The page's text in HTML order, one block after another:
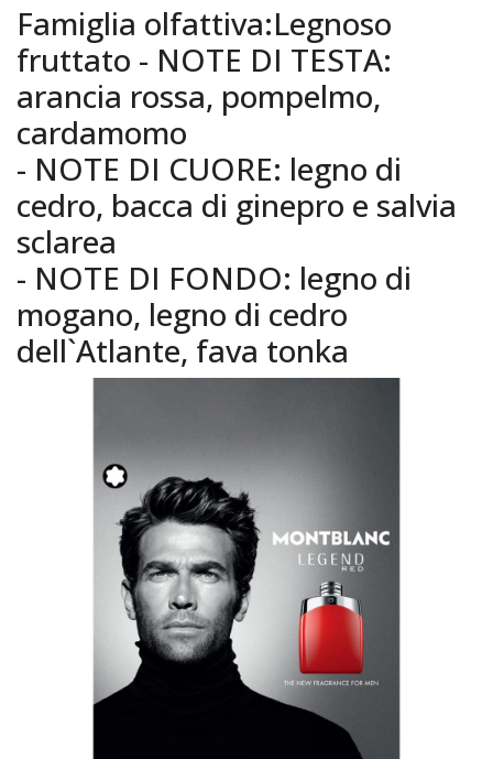
Famiglia olfattiva:Legnoso
fruttato - NOTE DI TESTA:
arancia rossa, pompelmo,
cardamomo
- NOTE DI CUORE: legno di
cedro, bacca di ginepro e salvia
sclarea
- NOTE DI FONDO: legno di
mogano, legno di cedro
dell`Atlante, fava tonka